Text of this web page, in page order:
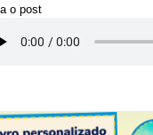
o post